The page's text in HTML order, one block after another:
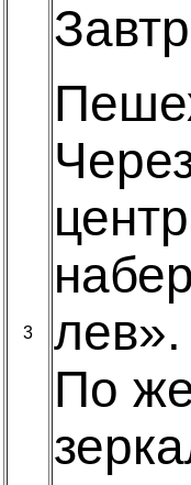
3
лев».
По